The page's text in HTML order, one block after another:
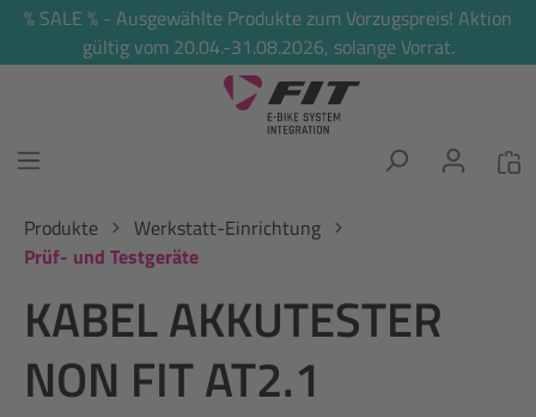
springen
% SALE % - Ausgewählte Produkte zum Vorzugspreis! Aktion
gültig vom 20.04.-31.08.2026, solange Vorrat.
Produkte
Werkstatt-Einrichtung
Prüf- und Testgeräte
KABEL AKKUTESTER
NON FIT AT2.1